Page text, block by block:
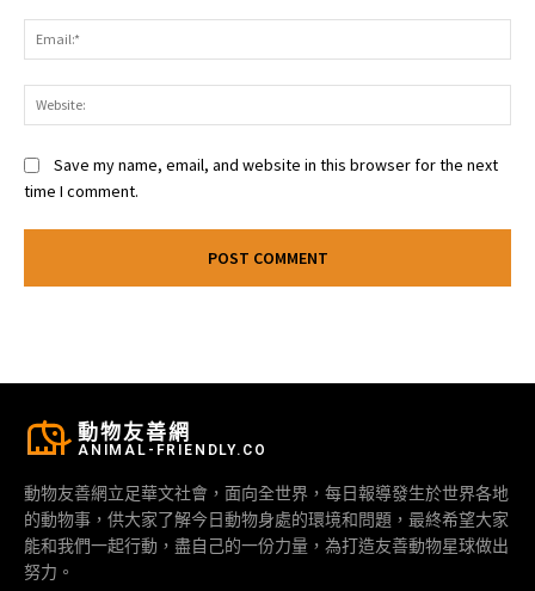
Save my name, email, and website in this browser for the next
time I comment.
動物友善網
ANIMAL-FRIENDLY.CO
動物友善網立足華文社會，面向全世界，每日報導發生於世界各地
的動物事，供大家了解今日動物身處的環境和問題，最終希望大家
能和我們一起行動，盡自己的一份力量，為打造友善動物星球做出
努力。